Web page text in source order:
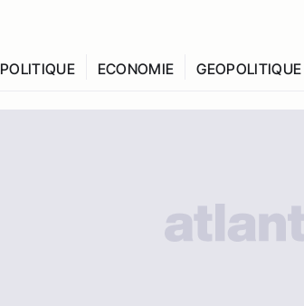
POLITIQUE ECONOMIE GEOPOLITIQUE